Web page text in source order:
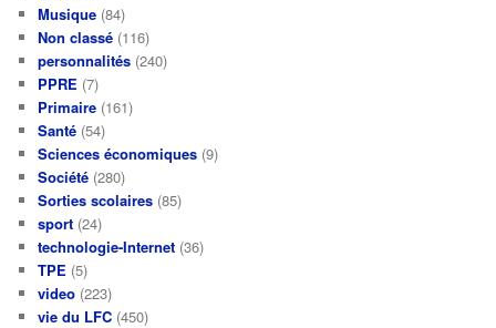
Musique (84)
Non classé (116)
personnalités (240)
PPRE (7)
Primaire (161)
Santé (54)
Sciences économiques (9)
Société (280)
Sorties scolaires (85)
sport (24)
technologie-Internet (36)
TPE (5)
video (223)
vie du LFC (450)